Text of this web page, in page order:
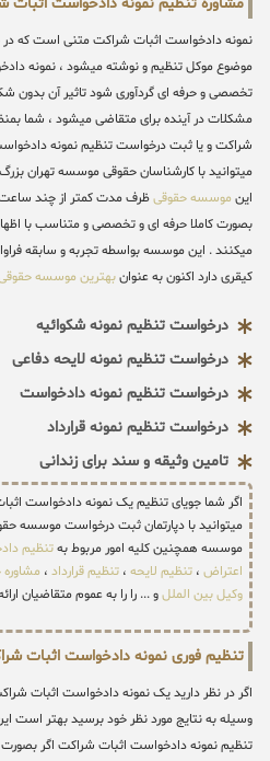
نمونه دادخواست اثبات شراکت متنی است که در
موضوع موکل تنظیم و نوشته میشود ، نمونه
تخصصی و حرفه ای گردآوری شود تاثیر آن بدون
مشکلات در آینده برای متقاضی میشود ، شما
شراکت و یا ثبت درخواست تنظیم نمونه
میتوانید با کارشناسان حقوقی موسسه تهران بزرگ
این موسسه حقوقیظرف مدت کمتر از چند ساعت
بصورت کاملا حرفه ای و تخصصی و متناسب با
میکنند . این موسسه بواسطه تجربه و سابقه
کیقری دارد اکنون به عنوانبهترین موسسه
درخواست تنظیم نمونه شکوائیه
درخواست تنظیم نمونه لایحه دفاعی
درخواست تنظیم نمونه دادخواست
درخواست تنظیم نمونه قرارداد
تامین وثیقه و سند برای زندانی
اگر شما جویای تنظیم یک نمونه دادخواست
میتوانید با دپارتمان ثبت درخواست موسسه
موسسه همچنین کلیه امور مربوط بهتنظیم
اعتراض ، تنظیم لایحه ، تنظیم قرارداد ،
وکیل بین المللو ... را را به عموم متقاضیان
تنظیم فوری نمونه دادخواست اثبات
اگر در نظر دارید یک نمونه دادخواست اثبات
وسیله به نتایج مورد نظر خود برسید بهتر است این
تنظیم نمونه دادخواست اثبات شراکت اگر